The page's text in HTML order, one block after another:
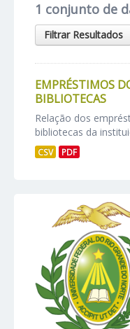
1 conjunto de
Filtrar Resultados
EMPRÉSTIMOS
BIBLIOTECAS
Relação dos
bibliotecas da
CSV PDF